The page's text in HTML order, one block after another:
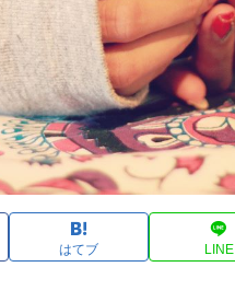
はてブ LINE